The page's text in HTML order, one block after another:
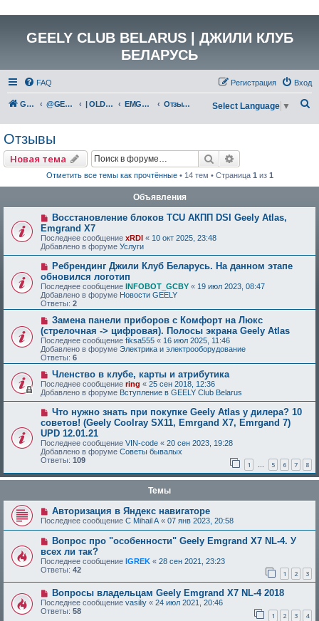
GEELY CLUB BELARUS | ДЖИЛИ КЛУБ
БЕЛАРУСЬ
FAQ Вход
Регистрация
GEELY Club Belarus @GEELYCLUBBY | OLD GEELY EMGRAND X7 (NL-4) Отзывы Select Language ▼
Отзывы
Новая тема Поиск
Отметить все темы как прочтённые• 14 тем • Страница 1 из 1
Объявления
Восстановление блоков TCU АКПП DSI Geely Atlas,
Emgrand X7
Последнее сообщение xRDI « 10 окт 2025, 23:48
Добавлено в форуме Услуги
Ребрендинг Джили Клуб Беларусь. На данном этапе
обновился логотип
Последнее сообщение INFOBOT_GCBY « 19 июл 2023, 08:47
Добавлено в форуме Новости GEELY
Ответы: 2
Замена панели приборов с Комфорт на Люкс
(стрелочная -> цифровая). Полосы экрана Geely Atlas
Последнее сообщение fiksa555 « 16 июл 2025, 11:46
Добавлено в форуме Электрика и электрооборудование
Ответы: 6
Членство в клубе, карты и атрибутика
Последнее сообщение ring « 25 сен 2018, 12:36
Добавлено в форуме Вступление в GEELY Club Belarus
Что нужно знать при покупке Geely Atlas у дилера? 10
советов! (Geely Coolray SX11, Emrgand X7, Emrgand 7)
UPD 12.01.21
Последнее сообщение VIN-code « 20 сен 2023, 19:28
Добавлено в форуме Советы бывалых
Ответы: 109 1 … 5 6 7 8
Темы
Авторизация в Яндекс навигаторе
Последнее сообщение C Mihail A « 07 янв 2023, 20:58
Вопрос про "особенности" Geely Emgrand X7 NL-4. У
всех ли так?
Последнее сообщение IGREK « 28 сен 2021, 23:23
Ответы: 42 1 2 3
Вопросы владельцам Geely Emgrand X7 NL-4 2018
Последнее сообщение vasiliy « 24 июл 2021, 20:46
Ответы: 58 1 2 3 4